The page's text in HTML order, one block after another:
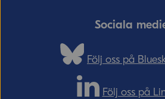
Sociala
Följ oss på
Följ oss på